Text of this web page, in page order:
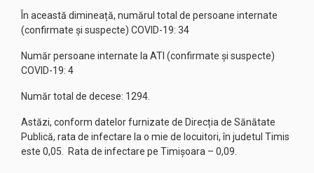
În această dimineață, numărul total de persoane internate
(confirmate și suspecte) COVID-19: 34
Număr persoane internate la ATI (confirmate și suspecte)
COVID-19: 4
Număr total de decese: 1294.
Astăzi, conform datelor furnizate de Direcția de Sănătate
Publică, rata de infectare la o mie de locuitori, în judetul Timis
este 0,05. Rata de infectare pe Timișoara – 0,09.